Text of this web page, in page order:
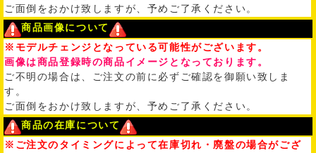
ご面倒をおかけ致しますが、予めご了承ください。
商品画像について
※モデルチェンジとなっている可能性がございます。
画像は商品登録時の商品イメージとなっております。
ご不明の場合は、ご注文の前に必ずご確認を御願い致しま
す。
ご面倒をおかけ致しますが、予めご了承ください。
商品の在庫について
※ご注文のタイミングによって在庫切れ・廃盤の場合がござ